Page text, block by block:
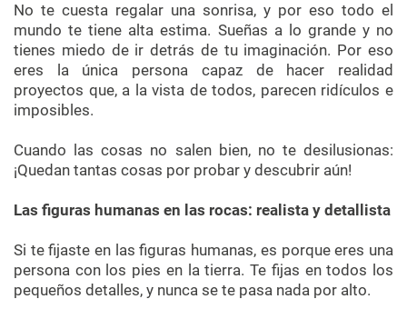
No te cuesta regalar una sonrisa, y por eso todo el
mundo te tiene alta estima. Sueñas a lo grande y no
tienes miedo de ir detrás de tu imaginación. Por eso
eres la única persona capaz de hacer realidad
proyectos que, a la vista de todos, parecen ridículos e
imposibles.
Cuando las cosas no salen bien, no te desilusionas:
¡Quedan tantas cosas por probar y descubrir aún!
Las figuras humanas en las rocas: realista y detallista
Si te fijaste en las figuras humanas, es porque eres una
persona con los pies en la tierra. Te fijas en todos los
pequeños detalles, y nunca se te pasa nada por alto.